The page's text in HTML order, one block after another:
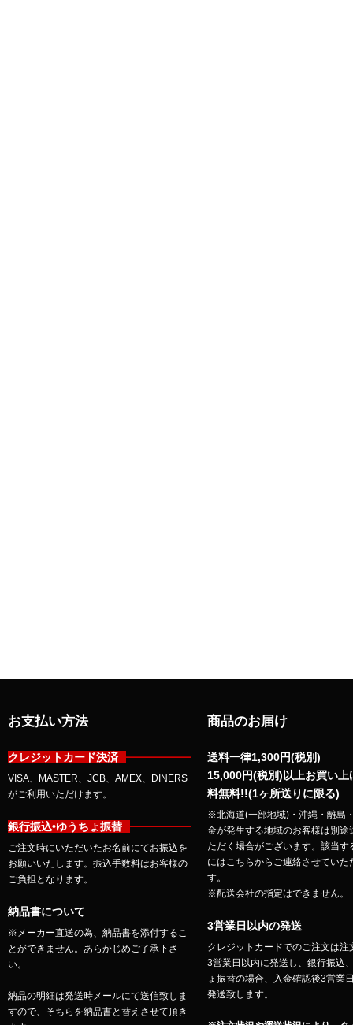
お支払い方法
クレジットカード決済
VISA、MASTER、JCB、AMEX、DINERS
がご利用いただけます。
銀行振込•ゆうちょ振替
ご注文時にいただいたお名前にてお振込を
お願いいたします。振込手数料はお客様の
ご負担となります。
納品書について
※メーカー直送の為、納品書を添付するこ
とができません。あらかじめご了承下さ
い。
納品の明細は発送時メールにて送信致しま
すので、そちらを納品書と替えさせて頂き
商品のお届け
送料一律1,300円(税別)
15,000円(税別)以上お買い上
料無料!!(1ヶ所送りに限る)
※北海道(一部地域)・沖縄・離島
金が発生する地域のお客様は別途
ただく場合がございます。該当す
にはこちらからご連絡させていた
す。
※配送会社の指定はできません。
3営業日以内の発送
クレジットカードでのご注文は注
3営業日以内に発送し、銀行振込
ょ振替の場合、入金確認後3営業
発送致します。